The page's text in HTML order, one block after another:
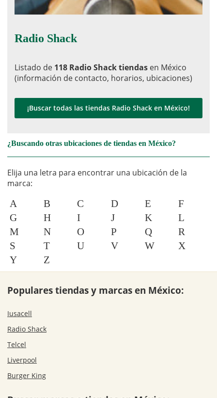
Radio Shack
Listado de 118 Radio Shack tiendas en México
(información de contacto, horarios, ubicaciones)
¡Buscar todas las tiendas Radio Shack en México!
¿Buscando otras ubicaciones de tiendas en México?
Elija una letra para encontrar una ubicación de la
marca:
A B C D E
F
G
H I J K
L
M
N O P Q
R
S
T U V W
X
Y
Z
Populares tiendas y marcas en México:
Iusacell
Radio Shack
Telcel
Liverpool
Burger King